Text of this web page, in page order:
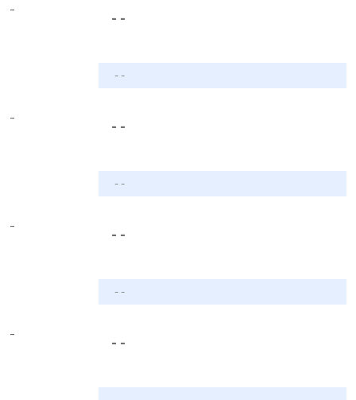
-
- -
- -
-
- -
- -
-
- -
- -
-
- -